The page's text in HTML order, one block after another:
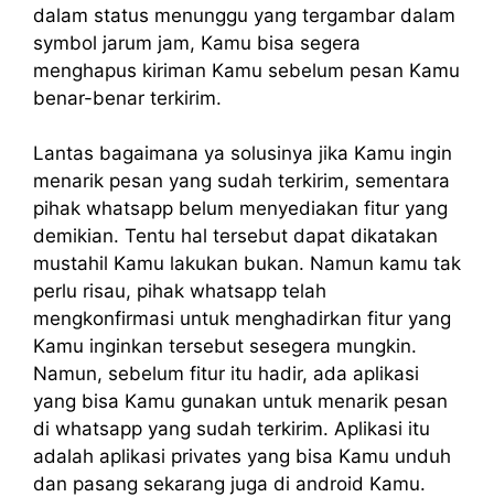
dalam status menunggu yang tergambar dalam
symbol jarum jam, Kamu bisa segera
menghapus kiriman Kamu sebelum pesan Kamu
benar-benar terkirim.
Lantas bagaimana ya solusinya jika Kamu ingin
menarik pesan yang sudah terkirim, sementara
pihak whatsapp belum menyediakan fitur yang
demikian. Tentu hal tersebut dapat dikatakan
mustahil Kamu lakukan bukan. Namun kamu tak
perlu risau, pihak whatsapp telah
mengkonfirmasi untuk menghadirkan fitur yang
Kamu inginkan tersebut sesegera mungkin.
Namun, sebelum fitur itu hadir, ada aplikasi
yang bisa Kamu gunakan untuk menarik pesan
di whatsapp yang sudah terkirim. Aplikasi itu
adalah aplikasi privates yang bisa Kamu unduh
dan pasang sekarang juga di android Kamu.